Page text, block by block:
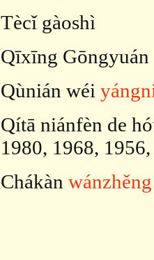
Tècǐ gàoshì
Qīxīng
Qùnián wéi
Qítā niánfèn de
1980, 1968,
Chákàn